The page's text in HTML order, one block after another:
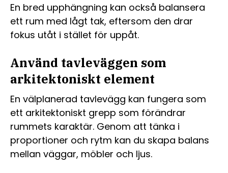
En bred upphängning kan också balansera
ett rum med lågt tak, eftersom den drar
fokus utåt i stället för uppåt.
Använd tavleväggen som
arkitektoniskt element
En välplanerad tavlevägg kan fungera som
ett arkitektoniskt grepp som förändrar
rummets karaktär. Genom att tänka i
proportioner och rytm kan du skapa balans
mellan väggar, möbler och ljus.